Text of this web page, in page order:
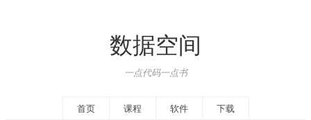
数据空间
一点代码一点书
首页 课程 软件 下载